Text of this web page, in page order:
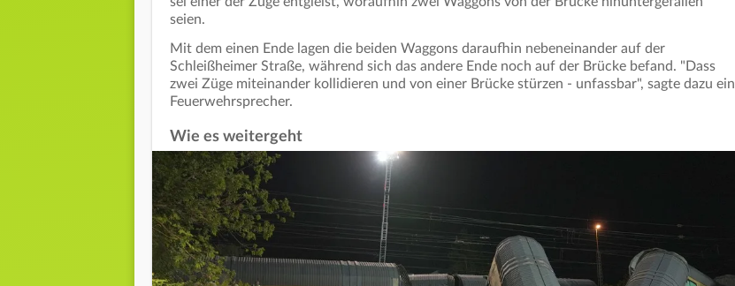
seien.
Mit dem einen Ende lagen die beiden Waggons daraufhin nebeneinander auf der
Schleißheimer Straße, während sich das andere Ende noch auf der Brücke befand. "Dass
zwei Züge miteinander kollidieren und von einer Brücke stürzen - unfassbar", sagte dazu ein
Feuerwehrsprecher.
Wie es weitergeht